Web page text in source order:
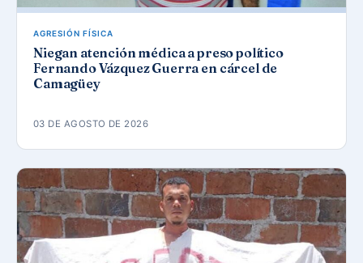
AGRESIÓN FÍSICA
Niegan atención médica a preso político
Fernando Vázquez Guerra en cárcel de
Camagüey
03 DE AGOSTO DE 2026